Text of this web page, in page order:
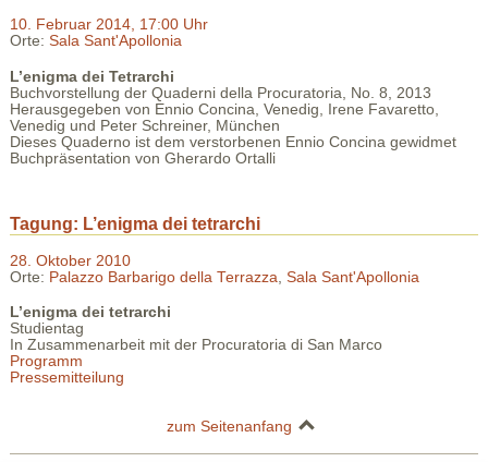
10. Februar 2014, 17:00 Uhr
Orte: Sala Sant'Apollonia
L’enigma dei Tetrarchi
Buchvorstellung der Quaderni della Procuratoria, No. 8, 2013
Herausgegeben von Ennio Concina, Venedig, Irene Favaretto,
Venedig und Peter Schreiner, München
Dieses Quaderno ist dem verstorbenen Ennio Concina gewidmet
Buchpräsentation von Gherardo Ortalli
Tagung: L’enigma dei tetrarchi
28. Oktober 2010
Orte: Palazzo Barbarigo della Terrazza Sala Sant'Apollonia
L’enigma dei tetrarchi
Studientag
In Zusammenarbeit mit der Procuratoria di San Marco
Programm
Pressemitteilung
zum Seitenanfang